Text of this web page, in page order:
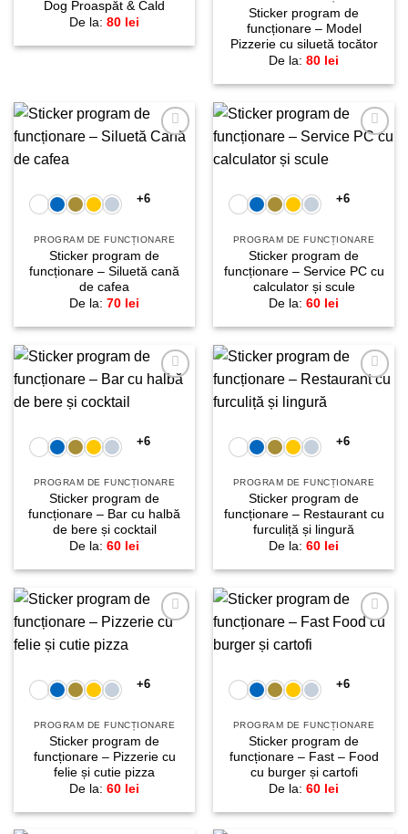
Dog Proaspăt & Cald
De la: 80 lei
Sticker program de
funcționare – Model
Pizzerie cu siluetă tocător
De la: 80 lei
+6
PROGRAM DE FUNCȚIONARE
Sticker program de
funcționare – Siluetă cană
de cafea
De la: 70 lei
+6
PROGRAM DE FUNCȚIONARE
Sticker program de
funcționare – Service PC cu
calculator și scule
De la: 60 lei
+6
PROGRAM DE FUNCȚIONARE
Sticker program de
funcționare – Bar cu halbă
de bere și cocktail
De la: 60 lei
+6
PROGRAM DE FUNCȚIONARE
Sticker program de
funcționare – Restaurant cu
furculiță și lingură
De la: 60 lei
+6
PROGRAM DE FUNCȚIONARE
Sticker program de
funcționare – Pizzerie cu
felie și cutie pizza
De la: 60 lei
+6
PROGRAM DE FUNCȚIONARE
Sticker program de
funcționare – Fast – Food
cu burger și cartofi
De la: 60 lei